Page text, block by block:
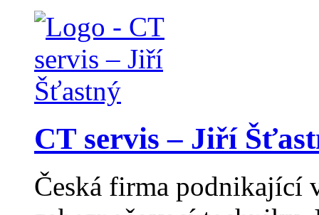
CT servis – Jiří
Česká firma podnikající